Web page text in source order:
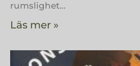
rumslighet…
Läs mer »